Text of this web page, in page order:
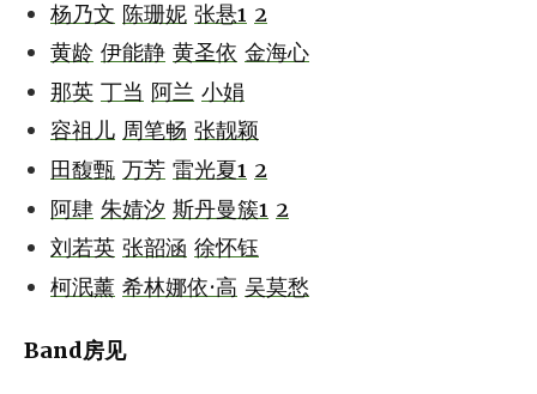
杨乃文 陈珊妮 张悬1 2
黄龄 伊能静 黄圣依 金海心
那英 丁当 阿兰 小娟
容祖儿 周笔畅 张靓颖
田馥甄 万芳 雷光夏1 2
阿肆 朱婧汐 斯丹曼簇1 2
刘若英 张韶涵 徐怀钰
柯泯薰 希林娜依·高 吴莫愁
Band房见